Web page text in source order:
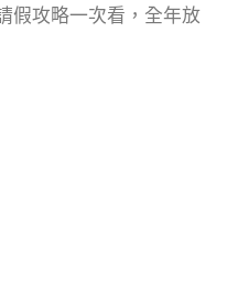
假攻略一次看，全年放